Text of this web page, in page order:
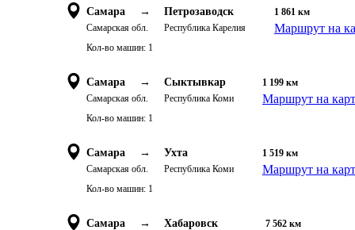
Самара →
Самарская обл.
Петрозаводск
Республика Карелия
1 861 км
Маршрут на
Кол-во машин: 1
Самара →
Самарская обл.
Сыктывкар
Республика Коми
1 199 км
Маршрут на
Кол-во машин: 1
Самара →
Самарская обл.
Ухта
Республика Коми
1 519 км
Маршрут на
Кол-во машин: 1
Самара → Хабаровск 7 562 км